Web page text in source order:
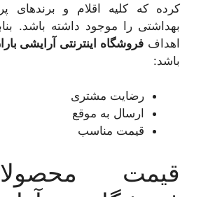
کرده که کلیه اقلام و برندهای
بهداشتی را موجود داشته باشد.
اهداف فروشگاه اینترنتی آرایشی
باشد:
رضایت مشتری
ارسال به موقع
قیمت مناسب
قیمت